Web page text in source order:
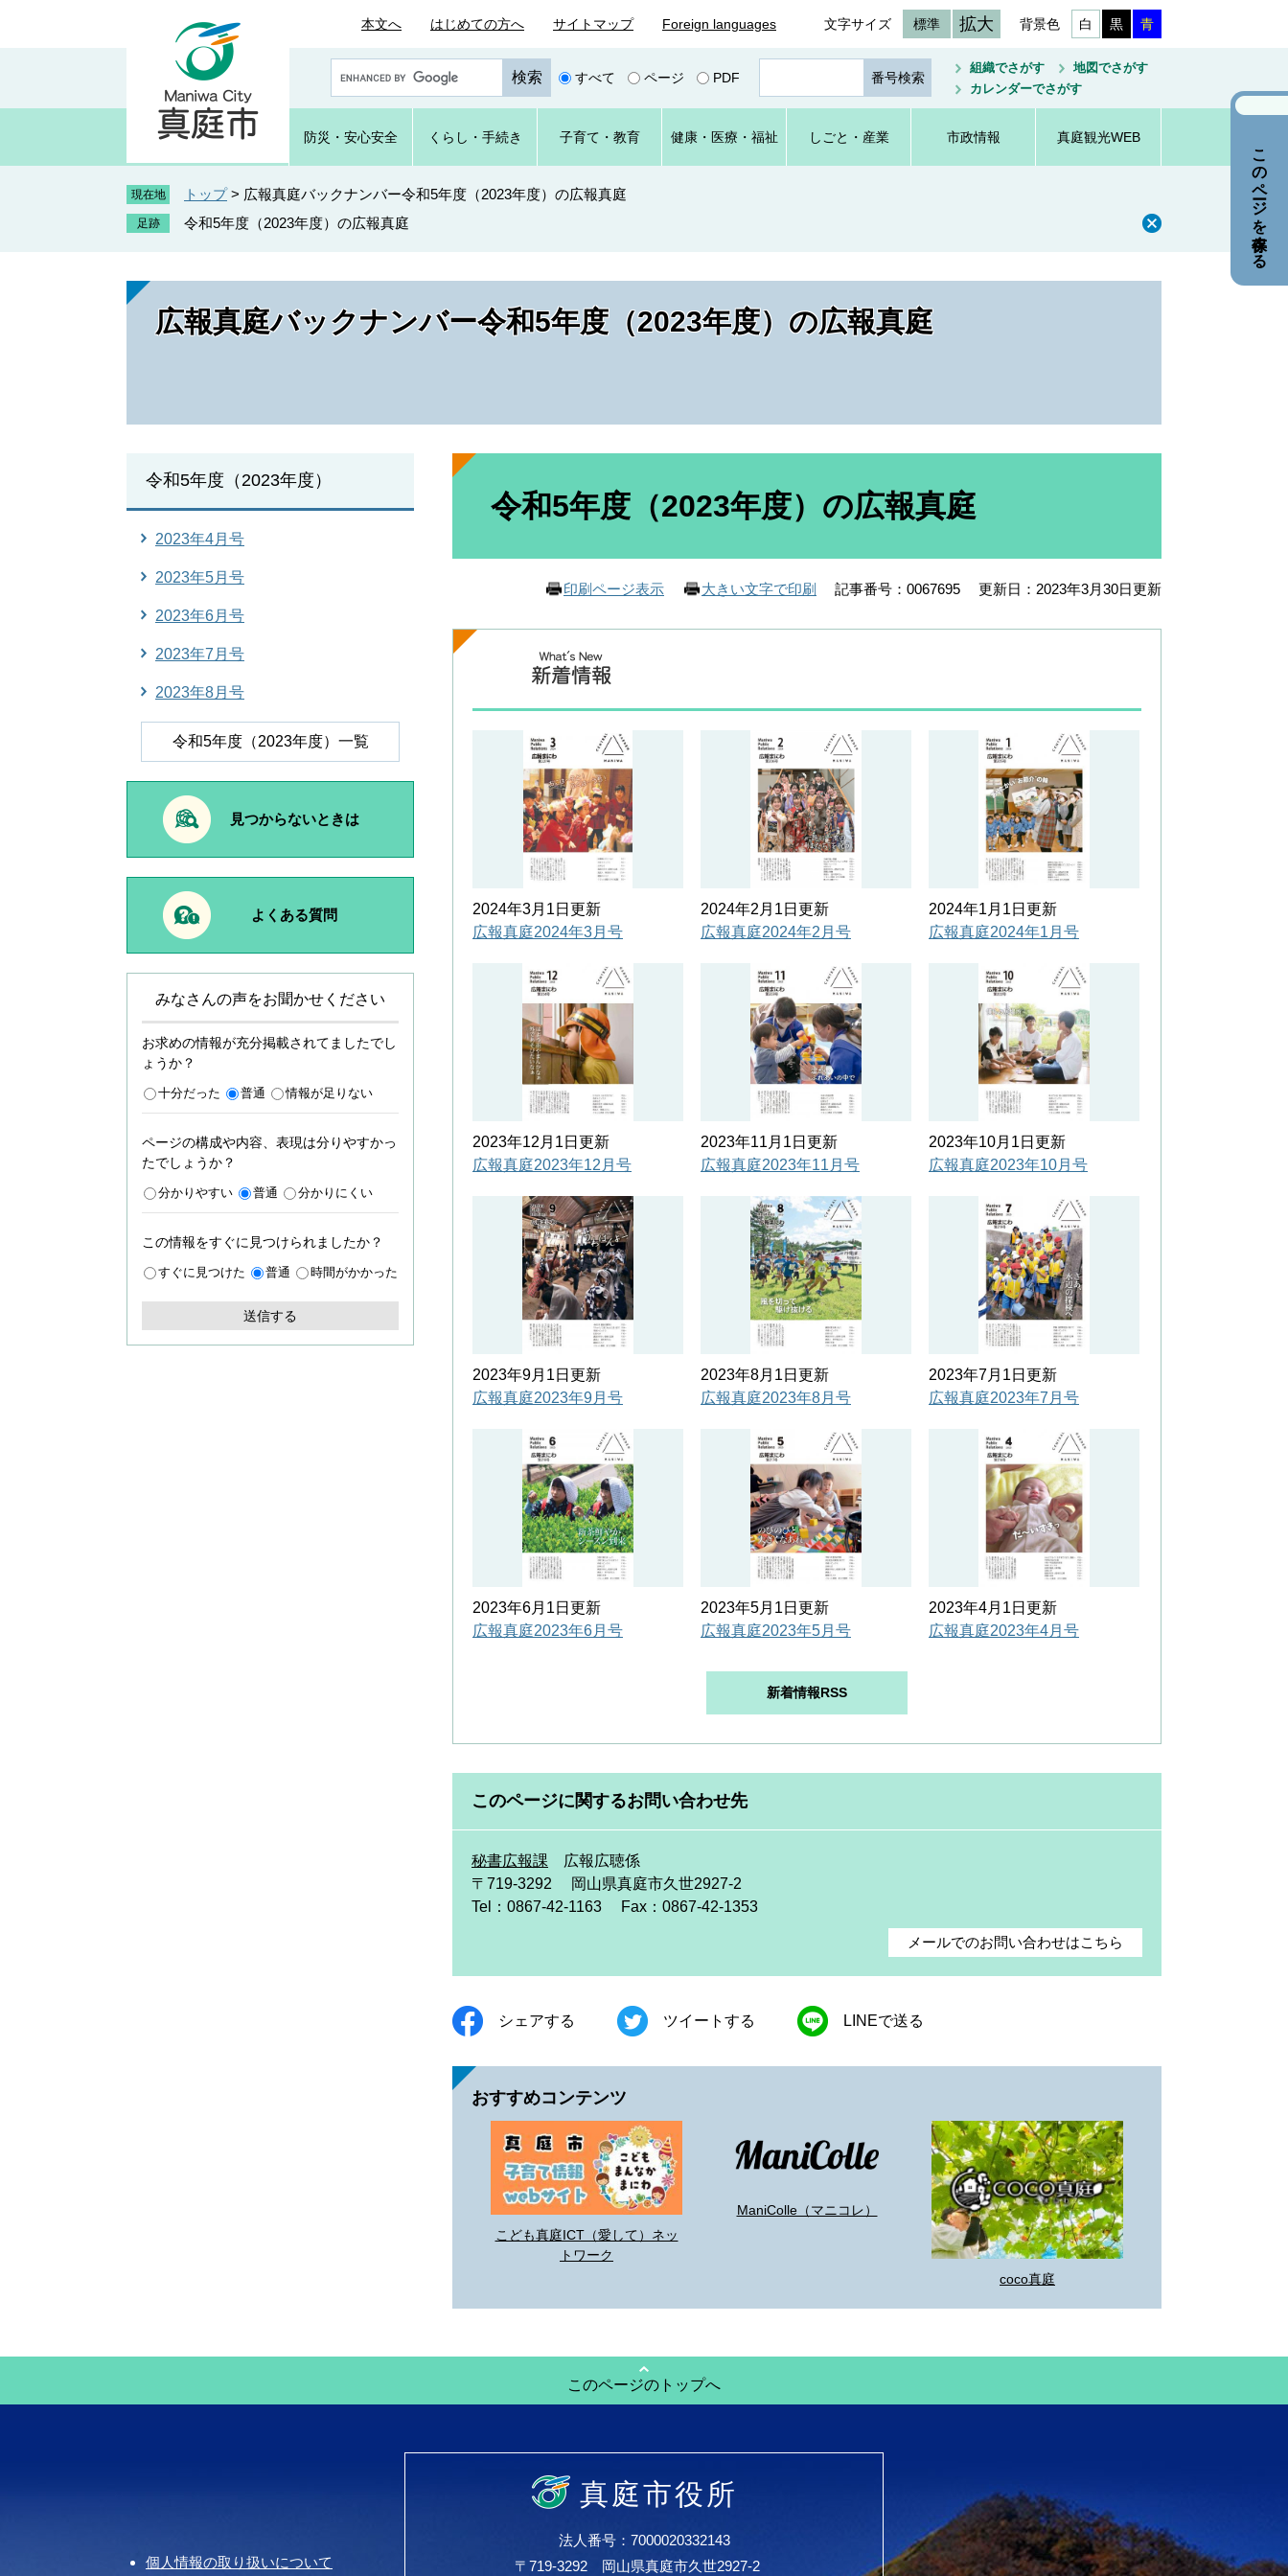
本文へ はじめての方へ サイトマップ Foreign languages 文字サイズ 標準 拡大 背景色 白 黒 青
o
e
カ
タ
すべて ページ PDF
ジ
番
号
を
組織でさがす
地図でさがす
カレンダーでさがす
防災・ 安心安全 くらし ・手続き 子育て ・教育 健康・ 医療・ 福祉 しごと ・産業 市政情報 真庭観光WEB
現在地 トップ > 広報真庭バックナンバー令和5年度（2023年度）の広報真庭
令和5年度（2023年度）の広報真庭
広報真庭バックナンバー令和5年度（2023年度）の広報真庭
本
令和5年度（2023年度）の広報真庭
印刷ページ表示 大きい文字で印刷 記事番号：0067695 更新日：2023年3月30日更新
2024年3月1日更新
広報真庭2024年3月号
2024年2月1日更新
広報真庭2024年2月号
2024年1月1日更新
広報真庭2024年1月号
2023年12月1日更新
広報真庭2023年12月号
2023年11月1日更新
広報真庭2023年11月号
2023年10月1日更新
広報真庭2023年10月号
2023年9月1日更新
広報真庭2023年9月号
2023年8月1日更新
広報真庭2023年8月号
2023年7月1日更新
広報真庭2023年7月号
2023年6月1日更新
広報真庭2023年6月号
2023年5月1日更新
広報真庭2023年5月号
2023年4月1日更新
広報真庭2023年4月号
新着情報RSS
このページに関するお問い合わせ先
秘書広報課
広報広聴係
〒719-3292
岡山県真庭市久世2927-2
Tel：0867-42-1163
Fax：0867-42-1353
メールでのお問い合わせはこちら
シェアする ツイートする LINEで送る
おすすめコンテンツ
こども真庭ICT（愛して）ネッ
トワーク
ManiColle（マニコレ）
coco真庭
令和5年度（2023年度）
2023年4月号
2023年5月号
2023年6月号
2023年7月号
2023年8月号
令和5年度（2023年度）一覧
見つからないときは
よくある質問
みなさんの声をお聞かせください
お求めの情報が充分掲載されてましたでし
ょうか？
十分だった 普通 情報が足りない
ページの構成や内容、表現は分りやすかっ
たでしょうか？
分かりやすい 普通 分かりにくい
この情報をすぐに見つけられましたか？
すぐに見つけた 普通 時間がかかった
このページのトップへ
個人情報の取り扱いについて
真庭市役所
法人番号：7000020332143
〒719-3292 岡山県真庭市久世2927-2
このページを保存する